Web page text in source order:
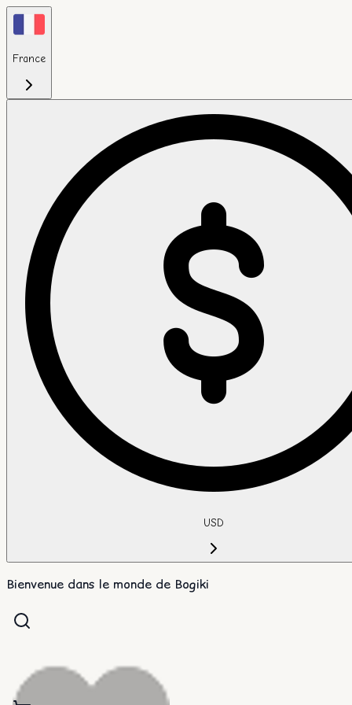
France
USD
Bienvenue dans le monde de Bogiki